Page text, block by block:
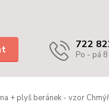
722
Po - pá
+ plyš beránek - vzor